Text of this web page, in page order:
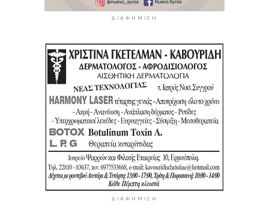
ΔΙΑΦΉΜΙΣΗ
ΔΙΑΦΉΜΙΣΗ